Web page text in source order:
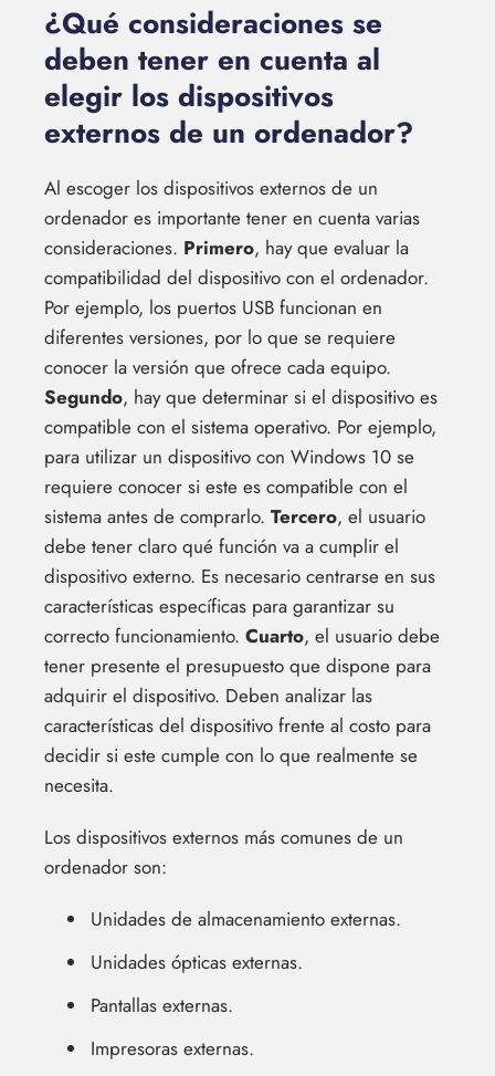
¿Qué consideraciones se
deben tener en cuenta al
elegir los dispositivos
externos de un ordenador?
Al escoger los dispositivos externos de un
ordenador es importante tener en cuenta varias
consideraciones. Primero, hay que evaluar la
compatibilidad del dispositivo con el ordenador.
Por ejemplo, los puertos USB funcionan en
diferentes versiones, por lo que se requiere
conocer la versión que ofrece cada equipo.
Segundo, hay que determinar si el dispositivo es
compatible con el sistema operativo. Por ejemplo,
para utilizar un dispositivo con Windows 10 se
requiere conocer si este es compatible con el
sistema antes de comprarlo. Tercero, el usuario
debe tener claro qué función va a cumplir el
dispositivo externo. Es necesario centrarse en sus
características específicas para garantizar su
correcto funcionamiento. Cuarto, el usuario debe
tener presente el presupuesto que dispone para
adquirir el dispositivo. Deben analizar las
características del dispositivo frente al costo para
decidir si este cumple con lo que realmente se
necesita.
Los dispositivos externos más comunes de un
ordenador son:
Unidades de almacenamiento externas.
Unidades ópticas externas.
Pantallas externas.
Impresoras externas.